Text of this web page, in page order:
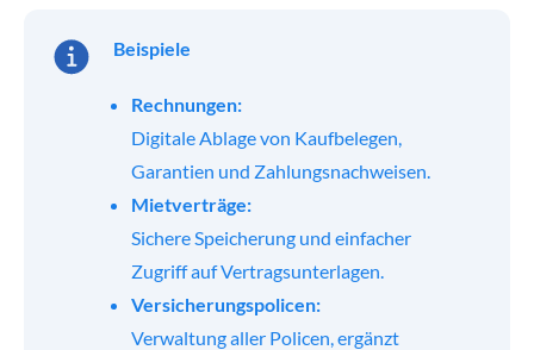
Beispiele
Rechnungen:
Digitale Ablage von Kaufbelegen,
Garantien und Zahlungsnachweisen.
Mietverträge:
Sichere Speicherung und einfacher
Zugriff auf Vertragsunterlagen.
Versicherungspolicen:
Verwaltung aller Policen, ergänzt